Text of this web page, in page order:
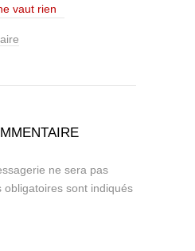
vaut rien
ne sera pas
obligatoires sont indiqués